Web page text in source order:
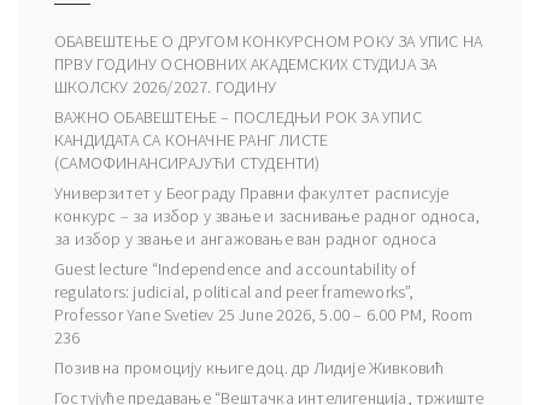
ОБАВЕШТЕЊЕ О ДРУГОМ КОНКУРСНОМ РОКУ ЗА УПИС НА
ПРВУ ГОДИНУ ОСНОВНИХ АКАДЕМСКИХ СТУДИЈА ЗА
ШКОЛСКУ 2026/2027. ГОДИНУ
ВАЖНО ОБАВЕШТЕЊЕ – ПОСЛЕДЊИ РОК ЗА УПИС
КАНДИДАТА СА КОНАЧНЕ РАНГ ЛИСТЕ
(САМОФИНАНСИРАЈУЋИ СТУДЕНТИ)
Универзитет у Београду Правни факултет расписује
конкурс – за избор у звање и заснивање радног односа,
за избор у звање и ангажовање ван радног односа
Guest lecture “Independence and accountability of
regulators: judicial, political and peer frameworks”,
Professor Yane Svetiev 25 June 2026, 5.00 – 6.00 PM, Room
236
Позив на промоцију књиге доц. др Лидије Живковић
Гостујуће предавање “Вештачка интелигенција, тржиште